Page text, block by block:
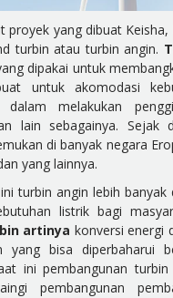
proyek yang dibuat
turbin atau turbin angin.
dipakai untuk
untuk akomodasi
dalam melakukan
lain sebagainya. Sejak
di banyak negara
yang lainnya.
turbin angin lebih banyak
listrik bagi
artinya konversi energi
yang bisa diperbaharui
ini pembangunan
pembangunan